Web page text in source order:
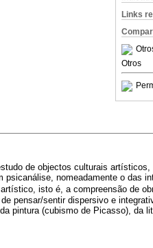
Links
Otros
de objectos culturais
nomeadamente o das
isto é, a compreensão de
pensar/sentir dispersivo e
pintura (cubismo de Picasso), da